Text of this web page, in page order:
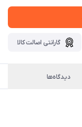
گارانتی اصالت کالا
دیدگاه‌ها